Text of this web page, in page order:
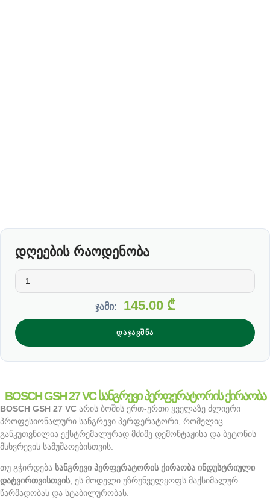
დღეების რაოდენობა
ჯამი: 145.00₾
ᲓᲐᲯᲐᲕᲨᲜᲐ
BOSCH GSH 27 VC სანგრევი პერფერატორის ქირაობა
BOSCH GSH 27 VC არის ბოშის ერთ-ერთი ყველაზე ძლიერი
პროფესიონალური სანგრევი პერფერატორი, რომელიც
განკუთვნილია ექსტრემალურად მძიმე დემონტაჟისა და ბეტონის
მსხვრევის სამუშაოებისთვის.
თუ გჭირდება სანგრევი პერფერატორის ქირაობა ინდუსტრიული
დატვირთვისთვის, ეს მოდელი უზრუნველყოფს მაქსიმალურ
წარმადობას და სტაბილურობას.